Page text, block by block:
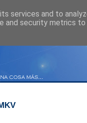
services and to
and security metrics